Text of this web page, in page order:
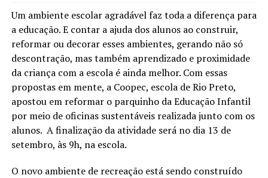
Um ambiente escolar agradável faz toda a diferença para
a educação. E contar a ajuda dos alunos ao construir,
reformar ou decorar esses ambientes, gerando não só
descontração, mas também aprendizado e proximidade
da criança com a escola é ainda melhor. Com essas
propostas em mente, a Coopec, escola de Rio Preto,
apostou em reformar o parquinho da Educação Infantil
por meio de oficinas sustentáveis realizada junto com os
alunos. A finalização da atividade será no dia 13 de
setembro, às 9h, na escola.
O novo ambiente de recreação está sendo construído